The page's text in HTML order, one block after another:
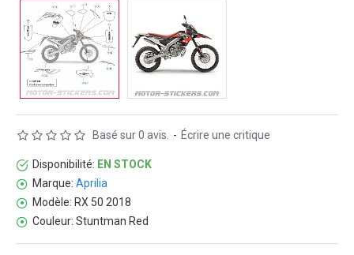
Disponibilité: EN STOCK
Marque: Aprilia
Modèle: RX 50 2018
Couleur: Stuntman Red
Basé sur 0 avis. - Écrire une critique